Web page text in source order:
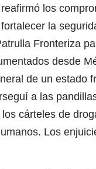
los
la
Fronteriza
desde
de un estado
a las
cárteles de
Los